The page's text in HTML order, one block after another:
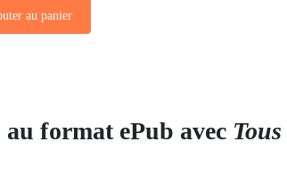
au panier
format ePub avec